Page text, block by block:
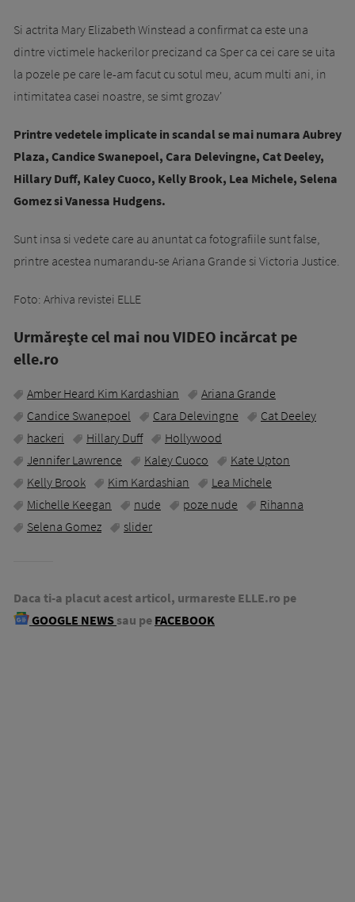
Si actrita Mary Elizabeth Winstead a confirmat ca este una
dintre victimele hackerilor precizand ca Sper ca cei care se uita
la pozele pe care le-am facut cu sotul meu, acum multi ani, in
intimitatea casei noastre, se simt grozav'
Printre vedetele implicate in scandal se mai numara Aubrey
Plaza, Candice Swanepoel, Cara Delevingne, Cat Deeley,
Hillary Duff, Kaley Cuoco, Kelly Brook, Lea Michele, Selena
Gomez si Vanessa Hudgens.
Sunt insa si vedete care au anuntat ca fotografiile sunt false,
printre acestea numarandu-se Ariana Grande si Victoria Justice.
Foto: Arhiva revistei ELLE
Urmăreşte cel mai nou VIDEO incărcat pe
elle.ro
Amber Heard Kim Kardashian
Ariana Grande
Candice Swanepoel
Cara Delevingne
Cat Deeley
hackeri
Hillary Duff
Hollywood
Jennifer Lawrence
Kaley Cuoco
Kate Upton
Kelly Brook
Kim Kardashian
Lea Michele
Michelle Keegan
nude poze nude
Rihanna
Selena Gomez
slider
Daca ti-a placut acest articol, urmareste ELLE.ro pe
GOOGLE NEWS sau pe FACEBOOK